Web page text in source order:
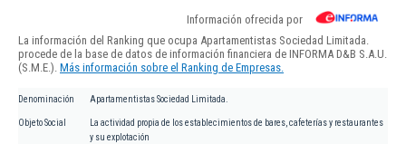
Información ofrecida por
La información del Ranking que ocupa Apartamentistas Sociedad Limitada.
procede de la base de datos de información financiera de INFORMA D&B S.A.U.
(S.M.E.). Más información sobre el Ranking de Empresas.
Denominación Apartamentistas Sociedad Limitada.
Objeto Social
La actividad propia de los establecimientos de bares, cafeterías y restaurantes
y su explotación